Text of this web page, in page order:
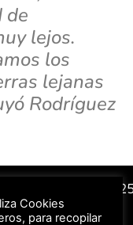
de
lejos.
los
lejanas
Rodríguez
Cookies
para recopilar